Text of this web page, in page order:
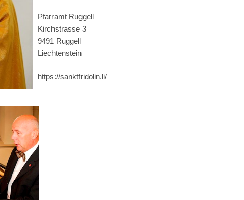
Pfarramt Ruggell
Kirchstrasse 3
9491 Ruggell
Liechtenstein
https://sanktfridolin.li/